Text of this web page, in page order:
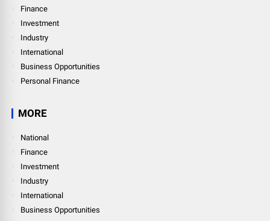
Finance
Investment
Industry
International
Business Opportunities
Personal Finance
MORE
National
Finance
Investment
Industry
International
Business Opportunities